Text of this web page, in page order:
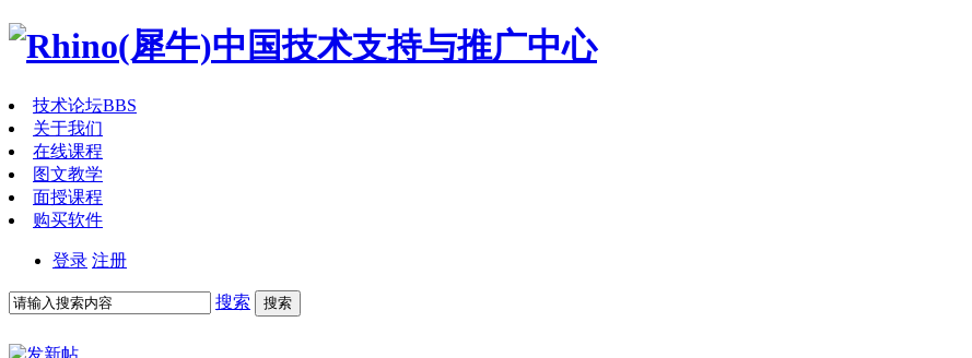
技术论坛BBS
关于我们
在线课程
图文教学
面授课程
购买软件
登录 注册
搜索 搜索